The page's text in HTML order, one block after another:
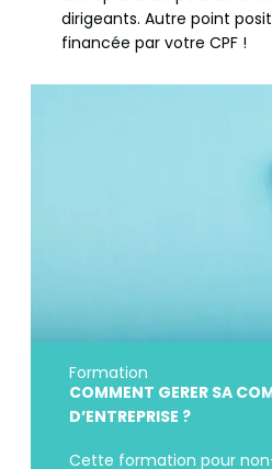
dirigeants. Autre point
financée par votre CPF !
Formation
COMMENT GERER SA
D’ENTREPRISE ?
Cette formation pour